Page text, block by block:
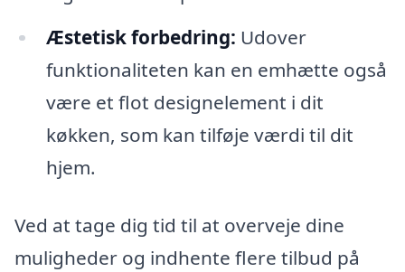
Æstetisk forbedring: Udover
funktionaliteten kan en emhætte også
være et flot designelement i dit
køkken, som kan tilføje værdi til dit
hjem.
Ved at tage dig tid til at overveje dine
muligheder og indhente flere tilbud på